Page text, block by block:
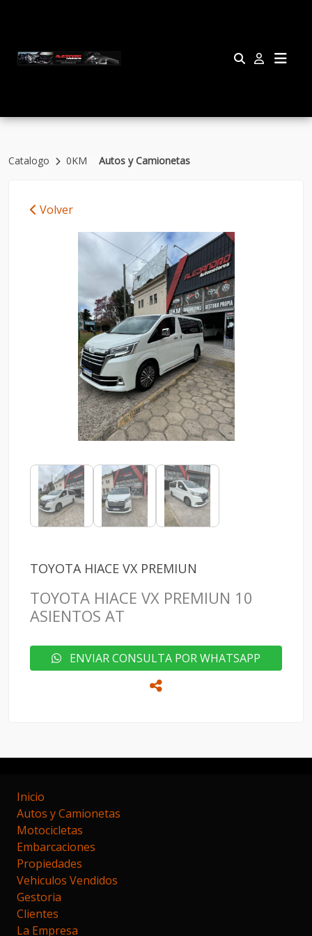
Catalogo 0KM Autos y Camionetas
Volver
TOYOTA HIACE VX PREMIUN
TOYOTA HIACE VX PREMIUN 10
ASIENTOS AT
ENVIAR CONSULTA POR WHATSAPP
Inicio
Autos y Camionetas
Motocicletas
Embarcaciones
Propiedades
Vehiculos Vendidos
Gestoria
Clientes
La Empresa